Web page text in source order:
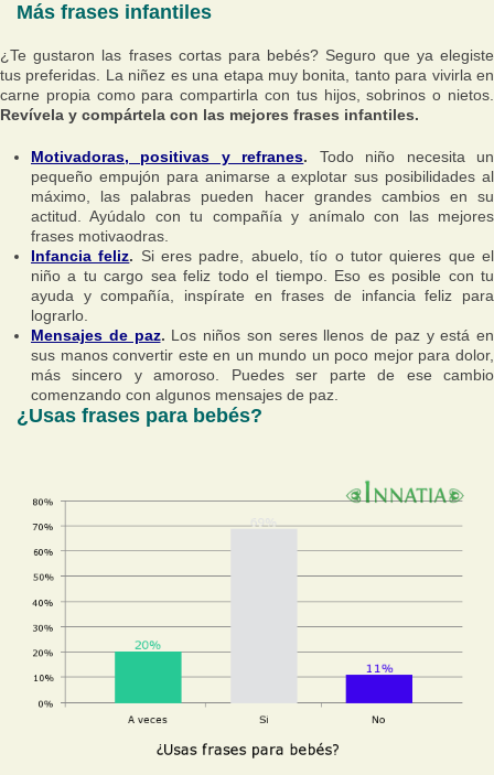
Más frases infantiles
¿Te gustaron las frases cortas para bebés? Seguro que ya elegiste
tus preferidas. La niñez es una etapa muy bonita, tanto para vivirla en
carne propia como para compartirla con tus hijos, sobrinos o nietos.
Revívela y compártela con las mejores frases infantiles.
Motivadoras, positivas y refranes. Todo niño necesita un
pequeño empujón para animarse a explotar sus posibilidades al
máximo, las palabras pueden hacer grandes cambios en su
actitud. Ayúdalo con tu compañía y anímalo con las mejores
frases motivaodras.
Infancia feliz. Si eres padre, abuelo, tío o tutor quieres que el
niño a tu cargo sea feliz todo el tiempo. Eso es posible con tu
ayuda y compañía, inspírate en frases de infancia feliz para
lograrlo.
Mensajes de paz. Los niños son seres llenos de paz y está en
sus manos convertir este en un mundo un poco mejor para dolor,
más sincero y amoroso. Puedes ser parte de ese cambio
comenzando con algunos mensajes de paz.
¿Usas frases para bebés?